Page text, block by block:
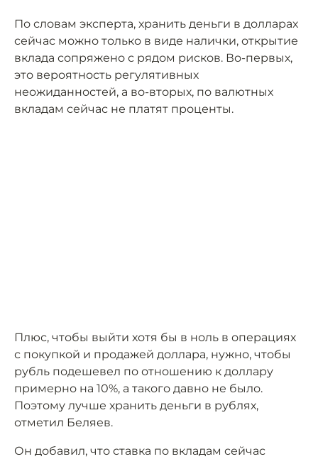
По словам эксперта, хранить деньги в долларах
сейчас можно только в виде налички, открытие
вклада сопряжено с рядом рисков. Во-первых,
это вероятность регулятивных
неожиданностей, а во-вторых, по валютных
вкладам сейчас не платят проценты.
Плюс, чтобы выйти хотя бы в ноль в операциях
с покупкой и продажей доллара, нужно, чтобы
рубль подешевел по отношению к доллару
примерно на 10%, а такого давно не было.
Поэтому лучше хранить деньги в рублях,
отметил Беляев.
Он добавил, что ставка по вкладам сейчас